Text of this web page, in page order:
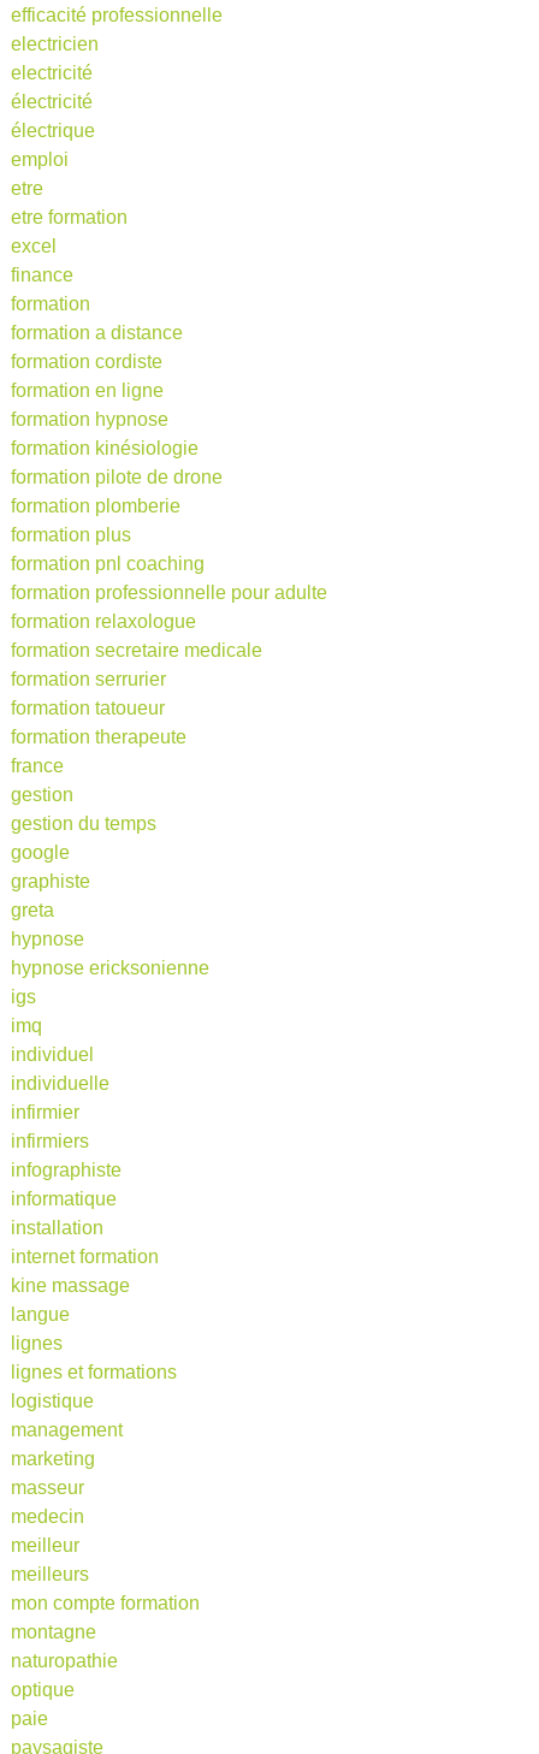
efficacité professionnelle
electricien
electricité
électricité
électrique
emploi
etre
etre formation
excel
finance
formation
formation a distance
formation cordiste
formation en ligne
formation hypnose
formation kinésiologie
formation pilote de drone
formation plomberie
formation plus
formation pnl coaching
formation professionnelle pour adulte
formation relaxologue
formation secretaire medicale
formation serrurier
formation tatoueur
formation therapeute
france
gestion
gestion du temps
google
graphiste
greta
hypnose
hypnose ericksonienne
igs
imq
individuel
individuelle
infirmier
infirmiers
infographiste
informatique
installation
internet formation
kine massage
langue
lignes
lignes et formations
logistique
management
marketing
masseur
medecin
meilleur
meilleurs
mon compte formation
montagne
naturopathie
optique
paie
paysagiste